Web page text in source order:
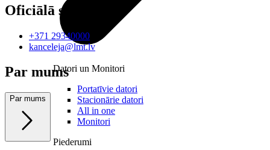
Datori un Monitori
Portatīvie datori
Stacionārie datori
All in one
Monitori
Piederumi
Oficiālā saziņa
+371 29340000
kanceleja@lmt.lv
Par mums
Par mums